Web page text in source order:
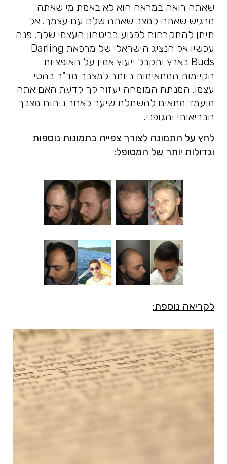
שאתה רואה במראה הוא לא באמת מי שאתה
מרגיש שאתה למצב שאתה שלם עם עצמך. אל
תיתן להתקרחות לפגוע בביטחון העצמי שלך. פנה
עכשיו אל הנציג הישראלי של מרפאת Darling
Buds בארץ ותקבל ייעוץ אמין על האופציות
הקיימות המתאימות ביותר למצבך מד"ר בהטי
עצמו. המנתח המומחה יעזור לך לדעת האם אתה
מועמד מתאים להשתלת שיער לאחר ניתוח מצבך
הבריאותי והגופני.
לחץ על התמונה לצורך צפייה בתמונות נוספות
וגדולות יותר של המטופל:
לקריאה נוספת: